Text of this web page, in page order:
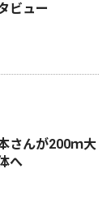
ビュー
さんが200ｍ大
へ